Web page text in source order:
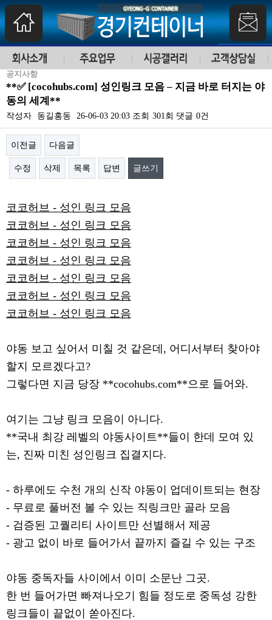
공지사항
**✅ [cocohubs.com] 성인링크 모음 – 지금 바로 터지는 야
동의 세계**
작성자 동길홍동 26-06-03 20:03 조회 301회 댓글 0건
이전글 다음글
수정 삭제 목록 답변 글쓰기
코코허브 - 성인 링크 모음
코코허브 - 성인 링크 모음
코코허브 - 성인 링크 모음
코코허브 - 성인 링크 모음
코코허브 - 성인 링크 모음
코코허브 - 성인 링크 모음
코코허브 - 성인 링크 모음
야동 보고 싶어서 미칠 것 같은데, 어디서부터 찾아야
할지 모르겠다고?
그렇다면 지금 당장 **cocohubs.com**으로 들어와.
여기는 그냥 링크 모음이 아니다.
**국내 최강 레벨의 야동사이트**들이 한데 모여 있
는, 진짜 미친 성인링크 집결지다.
- 하루에도 수천 개의 신작 야동이 업데이트되는 현장
- 무료로 풀버전 볼 수 있는 직링크만 골라 모음
- 검증된 고퀄리티 사이트만 선별해서 제공
- 광고 없이 바로 들어가서 끝까지 즐길 수 있는 구조
야동 중독자들 사이에서 이미 소문난 그곳.
한 번 들어가면 빠져나오기 힘들 정도로 중독성 강한
링크들이 끝없이 쏟아진다.